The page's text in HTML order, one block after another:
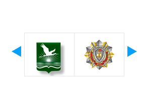
Порядок приема для граждан
Программы клинической ординатуры
Расписание